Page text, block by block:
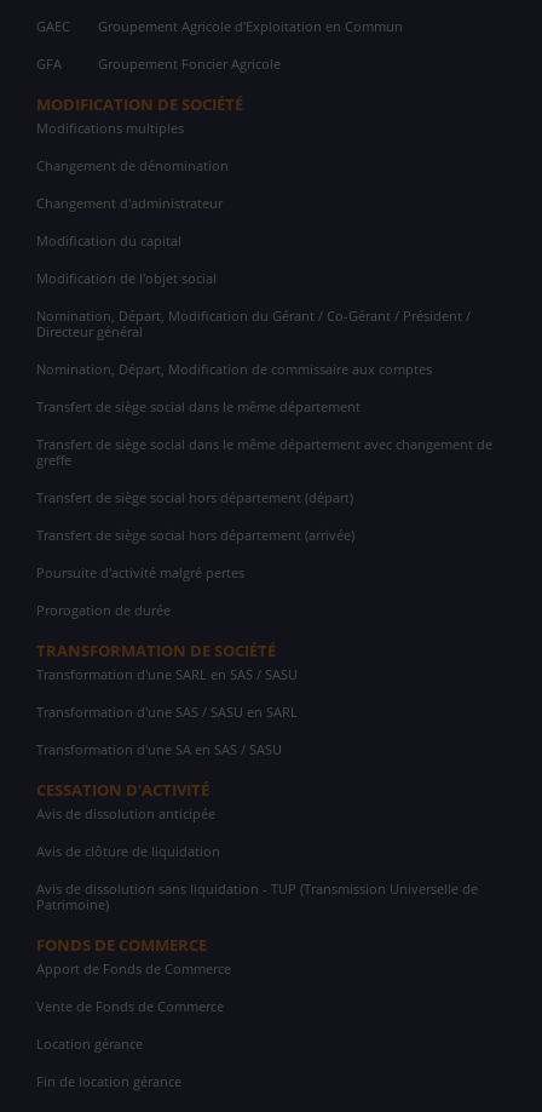
GAEC Groupement Agricole d'Exploitation en Commun
GFA Groupement Foncier Agricole
MODIFICATION DE SOCIÉTÉ
Modifications multiples
Changement de dénomination
Changement d'administrateur
Modification du capital
Modification de l'objet social
Nomination, Départ, Modification du Gérant / Co-Gérant / Président /
Directeur général
Nomination, Départ, Modification de commissaire aux comptes
Transfert de siège social dans le même département
Transfert de siège social dans le même département avec changement de
greffe
Transfert de siège social hors département (départ)
Transfert de siège social hors département (arrivée)
Poursuite d'activité malgré pertes
Prorogation de durée
TRANSFORMATION DE SOCIÉTÉ
Transformation d'une SARL en SAS / SASU
Transformation d'une SAS / SASU en SARL
Transformation d'une SA en SAS / SASU
CESSATION D'ACTIVITÉ
Avis de dissolution anticipée
Avis de clôture de liquidation
Avis de dissolution sans liquidation - TUP (Transmission Universelle de
Patrimoine)
FONDS DE COMMERCE
Apport de Fonds de Commerce
Vente de Fonds de Commerce
Location gérance
Fin de location gérance